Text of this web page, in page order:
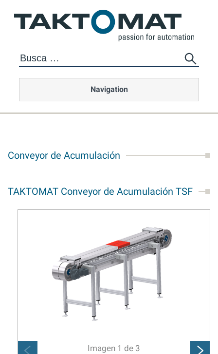
Navigation
Conveyor de Acumulación
TAKTOMAT Conveyor de Acumulación TSF
Imagen 1 de 3